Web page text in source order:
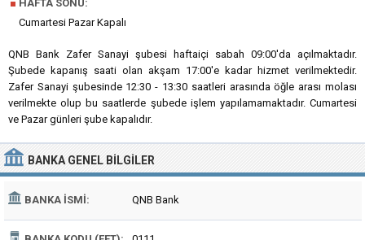
■ HAFTA SONU:
Cumartesi Pazar Kapalı
QNB Bank Zafer Sanayi şubesi haftaiçi sabah 09:00'da açılmaktadır.
Şubede kapanış saati olan akşam 17:00'e kadar hizmet verilmektedir.
Zafer Sanayi şubesinde 12:30 - 13:30 saatleri arasında öğle arası molası
verilmekte olup bu saatlerde şubede işlem yapılamamaktadır. Cumartesi
ve Pazar günleri şube kapalıdır.
BANKA GENEL BILGILER
BANKA İSMI: QNB Bank